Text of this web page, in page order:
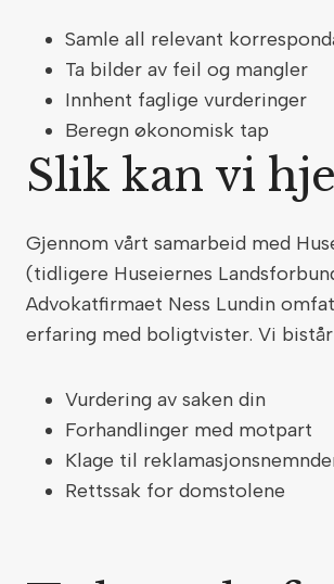
Samle all relevant
Ta bilder av feil og mangler
Innhent faglige vurderinger
Beregn økonomisk tap
Slik kan vi
Gjennom vårt samarbeid med
(tidligere Huseiernes
Advokatfirmaet Ness Lundin
erfaring med boligtvister. Vi
Vurdering av saken din
Forhandlinger med motpart
Klage til
Rettssak for domstolene